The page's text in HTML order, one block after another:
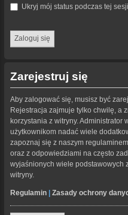
Ukryj mój status podczas tej sesji
Zarejestruj się
Aby zalogować się, musisz być
Rejestracja zajmuje tylko chwilę, a
korzystania z witryny. Administrator
użytkownikom nadać wiele
zapoznaj się z naszym
oraz z odpowiedziami na często
wyjaśnionych wiele podstawowych
witryny.
Regulamin Zasady ochrony